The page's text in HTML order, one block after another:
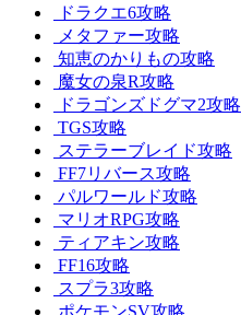
ドラクエ6攻略
メタファー攻略
知恵のかりもの攻略
魔女の泉R攻略
ドラゴンズドグマ2攻略
TGS攻略
ステラーブレイド攻略
FF7リバース攻略
パルワールド攻略
マリオRPG攻略
ティアキン攻略
FF16攻略
スプラ3攻略
ポケモンSV攻略